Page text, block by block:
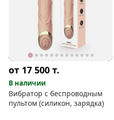
от 17 500т.
В наличии
Вибратор с беспроводным
пультом (силикон, зарядка)